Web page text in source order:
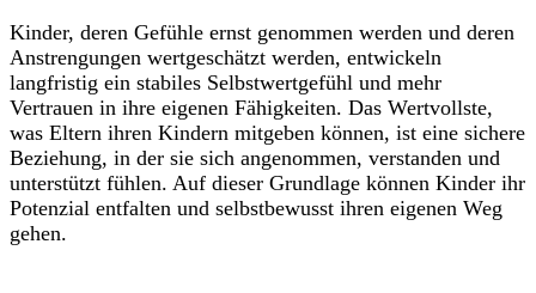
Kinder, deren Gefühle ernst genommen werden und deren
Anstrengungen wertgeschätzt werden, entwickeln
langfristig ein stabiles Selbstwertgefühl und mehr
Vertrauen in ihre eigenen Fähigkeiten. Das Wertvollste,
was Eltern ihren Kindern mitgeben können, ist eine sichere
Beziehung, in der sie sich angenommen, verstanden und
unterstützt fühlen. Auf dieser Grundlage können Kinder ihr
Potenzial entfalten und selbstbewusst ihren eigenen Weg
gehen.